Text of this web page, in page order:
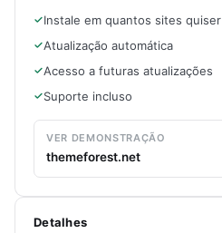
Instale em quantos sites quiser
Atualização automática
Acesso a futuras atualizações
Suporte incluso
VER DEMONSTRAÇÃO
themeforest.net
Detalhes